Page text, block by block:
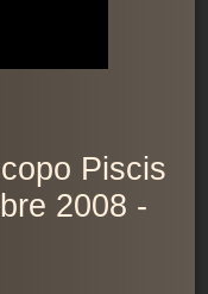
Piscis
2008 -